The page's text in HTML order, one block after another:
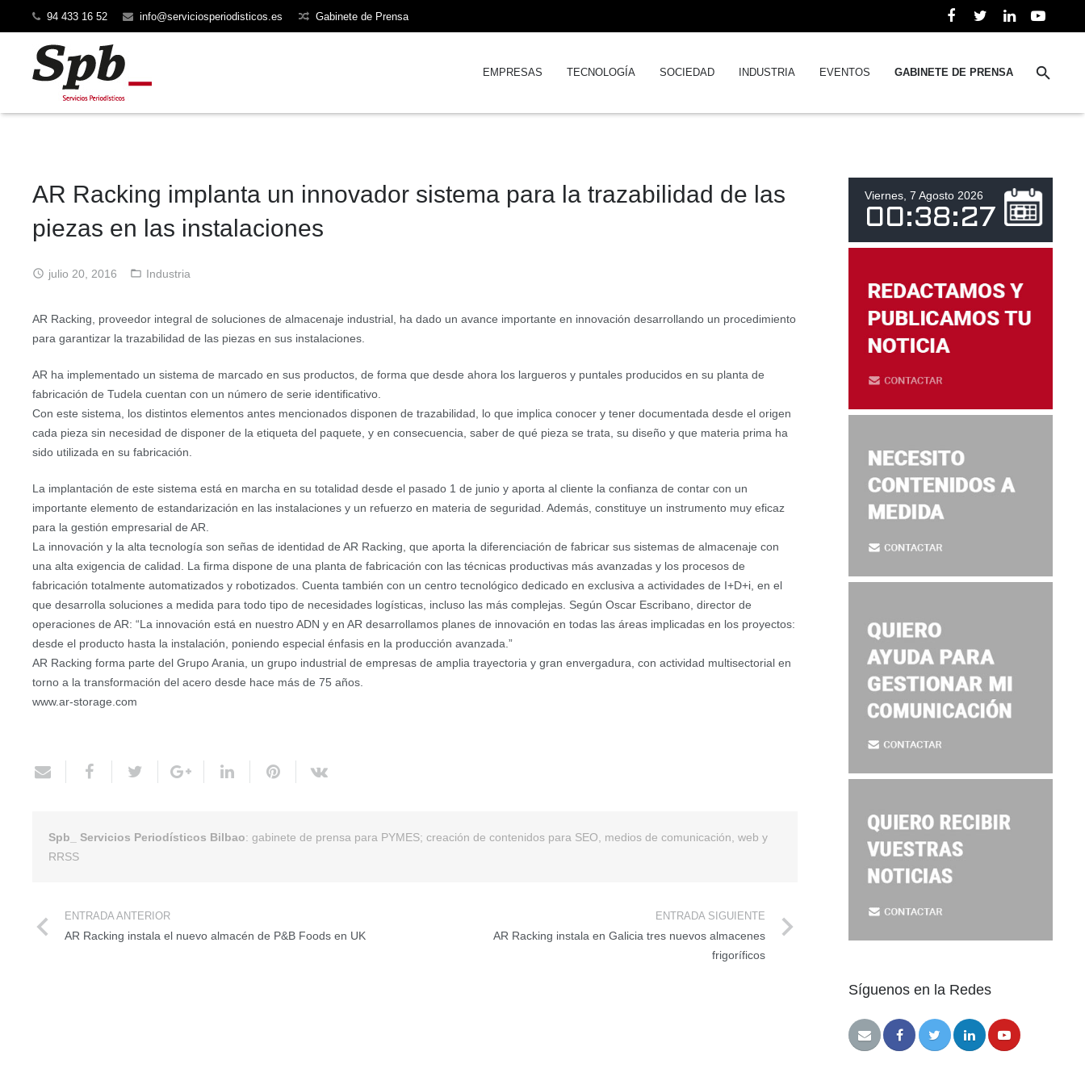
94 433 16 52 info@serviciosperiodisticos.es Gabinete de Prensa
EMPRESAS TECNOLOGÍA SOCIEDAD INDUSTRIA EVENTOS GABINETE DE PRENSA
AR Racking implanta un innovador sistema para la trazabilidad de las
piezas en las instalaciones
julio 20, 2016 Industria
AR Racking, proveedor integral de soluciones de almacenaje industrial, ha dado un avance importante en innovación desarrollando un procedimiento
para garantizar la trazabilidad de las piezas en sus instalaciones.
AR ha implementado un sistema de marcado en sus productos, de forma que desde ahora los largueros y puntales producidos en su planta de
fabricación de Tudela cuentan con un número de serie identificativo.
Con este sistema, los distintos elementos antes mencionados disponen de trazabilidad, lo que implica conocer y tener documentada desde el origen
cada pieza sin necesidad de disponer de la etiqueta del paquete, y en consecuencia, saber de qué pieza se trata, su diseño y que materia prima ha
sido utilizada en su fabricación.
La implantación de este sistema está en marcha en su totalidad desde el pasado 1 de junio y aporta al cliente la confianza de contar con un
importante elemento de estandarización en las instalaciones y un refuerzo en materia de seguridad. Además, constituye un instrumento muy eficaz
para la gestión empresarial de AR.
La innovación y la alta tecnología son señas de identidad de AR Racking, que aporta la diferenciación de fabricar sus sistemas de almacenaje con
una alta exigencia de calidad. La firma dispone de una planta de fabricación con las técnicas productivas más avanzadas y los procesos de
fabricación totalmente automatizados y robotizados. Cuenta también con un centro tecnológico dedicado en exclusiva a actividades de I+D+i, en el
que desarrolla soluciones a medida para todo tipo de necesidades logísticas, incluso las más complejas. Según Oscar Escribano, director de
operaciones de AR: “La innovación está en nuestro ADN y en AR desarrollamos planes de innovación en todas las áreas implicadas en los proyectos:
desde el producto hasta la instalación, poniendo especial énfasis en la producción avanzada.”
AR Racking forma parte del Grupo Arania, un grupo industrial de empresas de amplia trayectoria y gran envergadura, con actividad multisectorial en
torno a la transformación del acero desde hace más de 75 años.
www.ar-storage.com
Spb_ Servicios Periodísticos Bilbao: gabinete de prensa para PYMES; creación de contenidos para SEO, medios de comunicación, web y
RRSS
ENTRADA ANTERIOR
AR Racking instala el nuevo almacén de P&B Foods en UK
ENTRADA SIGUIENTE
AR Racking instala en Galicia tres nuevos almacenes
frigoríficos
Viernes, 7 Agosto 2026
00:38:27
Síguenos en la Redes